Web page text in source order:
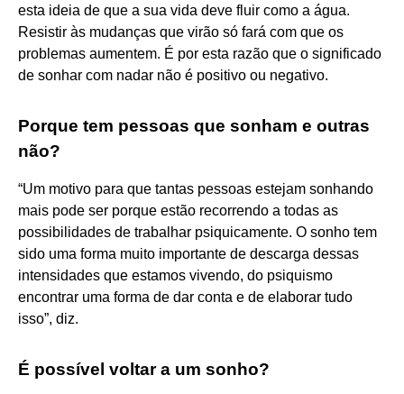
esta ideia de que a sua vida deve fluir como a água.
Resistir às mudanças que virão só fará com que os
problemas aumentem. É por esta razão que o significado
de sonhar com nadar não é positivo ou negativo.
Porque tem pessoas que sonham e outras
não?
“Um motivo para que tantas pessoas estejam sonhando
mais pode ser porque estão recorrendo a todas as
possibilidades de trabalhar psiquicamente. O sonho tem
sido uma forma muito importante de descarga dessas
intensidades que estamos vivendo, do psiquismo
encontrar uma forma de dar conta e de elaborar tudo
isso”, diz.
É possível voltar a um sonho?